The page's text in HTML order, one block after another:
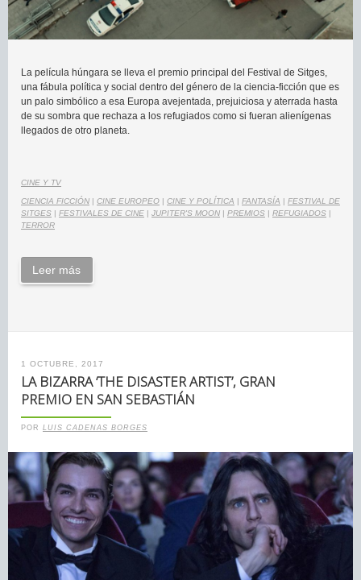
La película húngara se lleva el premio principal del Festival de Sitges,
una fábula política y social dentro del género de la ciencia-ficción que es
un palo simbólico a esa Europa avejentada, prejuiciosa y aterrada hasta
de su sombra que rechaza a los refugiados como si fueran alienígenas
llegados de otro planeta.
CINE Y TV
CIENCIA FICCIÓN | CINE EUROPEO | CINE Y POLÍTICA | FANTASÍA | FESTIVAL DE
SITGES | FESTIVALES DE CINE | JUPITER'S MOON | PREMIOS | REFUGIADOS |
TERROR
Leer más
1 OCTUBRE, 2017
LA BIZARRA ‘THE DISASTER ARTIST’, GRAN
PREMIO EN SAN SEBASTIÁN
POR LUIS CADENAS BORGES